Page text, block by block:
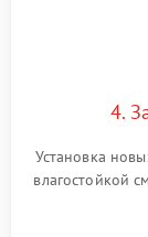
4.
Установка
влагостойкой
или